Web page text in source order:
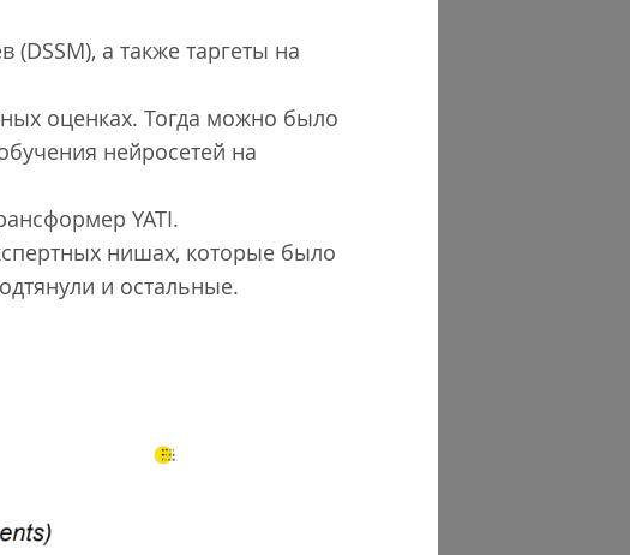
а также таргеты на
оценках. Тогда можно было
нейросетей на
YATI.
нишах, которые было
и остальные.